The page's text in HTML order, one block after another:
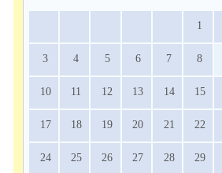
1
3 4 5 6 7 8
10 11 12 13 14 15
17 18 19 20 21 22
24 25 26 27 28 29